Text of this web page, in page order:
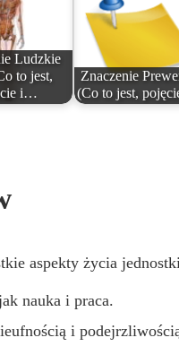
Ludzkie
to jest,
i…
Znaczenie
(Co to jest,
aspekty życia
nauka i praca.
i